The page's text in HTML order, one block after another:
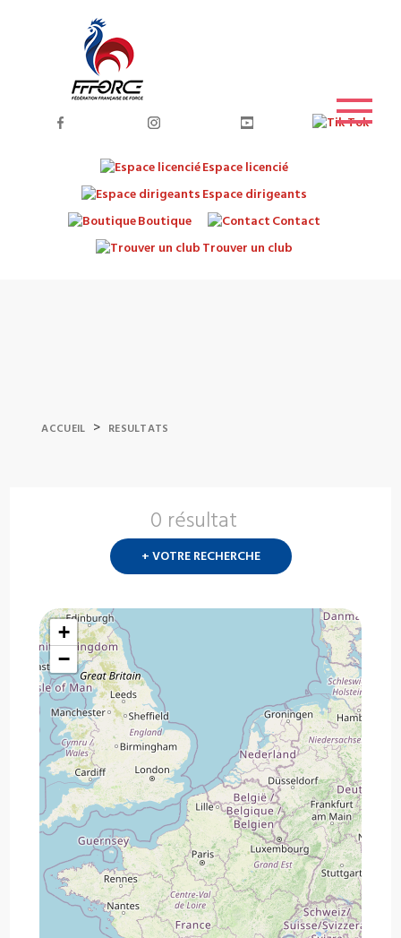
Espace licencié
Espace dirigeants
Boutique
Contact
Trouver un club
ACCUEIL > RESULTATS
0 résultat
+ VOTRE RECHERCHE
+
−